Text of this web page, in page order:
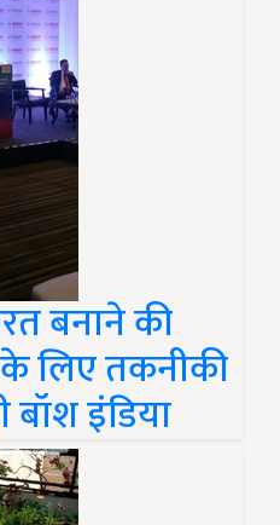
बनाने की
लिए तकनीकी
इंडिया